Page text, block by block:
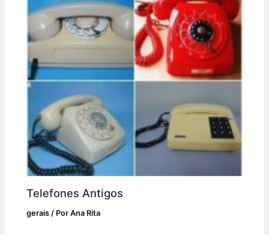
Telefones Antigos
gerais / PorAna Rita